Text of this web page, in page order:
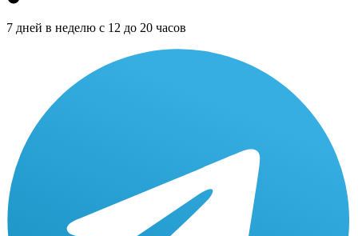
7 дней в неделю с 12 до 20 часов